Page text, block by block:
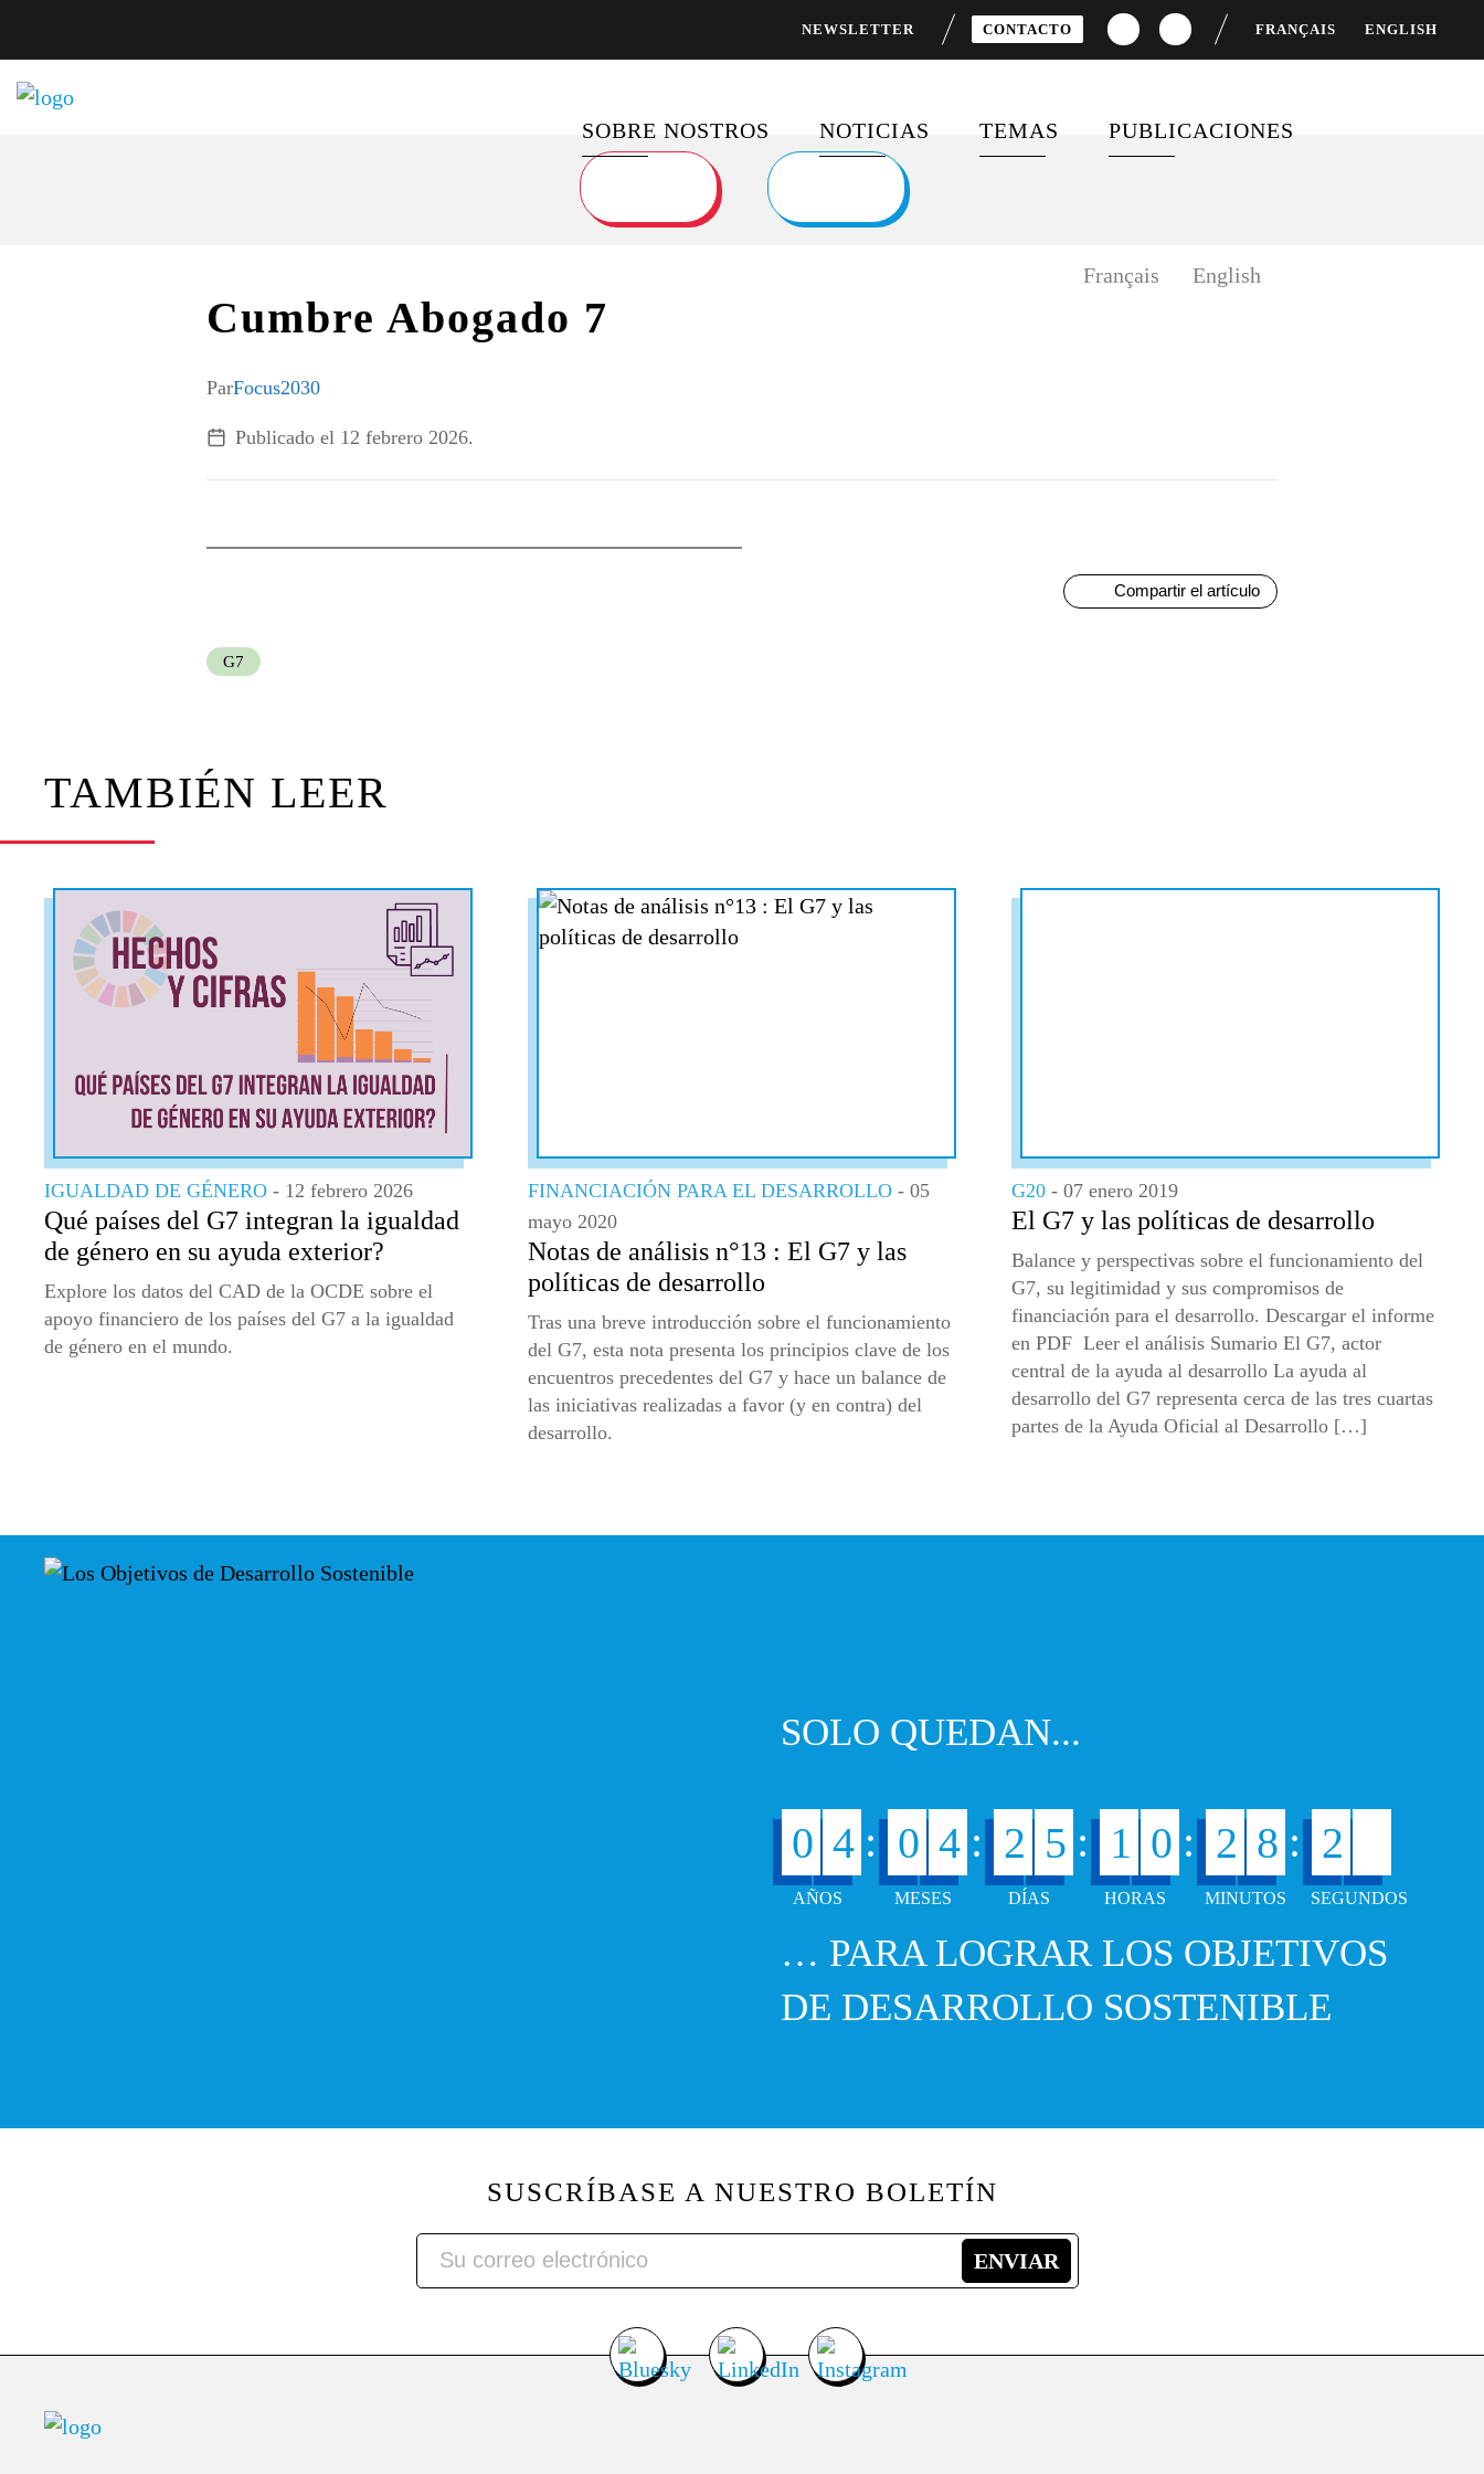
NEWSLETTER CONTACTO FRANÇAIS ENGLISH
SOBRE NOSTROS
SOBRE NOSOTROS
NOTICIAS
ÚLTIMAS PUBLICACIONES
TEMAS
IGUALDAD DE GÉNERO
TODOS LOS TEMAS
PUBLICACIONES
VÍDEOS
Français English
Cumbre Abogado 7
ParFocus2030
Publicado el 12 febrero 2026.
Compartir el artículo
G7
TAMBIÉN LEER
IGUALDAD DE GÉNERO - 12 febrero 2026
Qué países del G7 integran la igualdad
de género en su ayuda exterior?
Explore los datos del CAD de la OCDE sobre el
apoyo financiero de los países del G7 a la igualdad
de género en el mundo.
FINANCIACIÓN PARA EL DESARROLLO - 05
mayo 2020
Notas de análisis n°13 : El G7 y las
políticas de desarrollo
Tras una breve introducción sobre el funcionamiento
del G7, esta nota presenta los principios clave de los
encuentros precedentes del G7 y hace un balance de
las iniciativas realizadas a favor (y en contra) del
desarrollo.
G20 - 07 enero 2019
El G7 y las políticas de desarrollo
Balance y perspectivas sobre el funcionamiento del
G7, su legitimidad y sus compromisos de
financiación para el desarrollo. Descargar el informe
en PDF Leer el análisis Sumario El G7, actor
central de la ayuda al desarrollo La ayuda al
desarrollo del G7 representa cerca de las tres cuartas
partes de la Ayuda Oficial al Desarrollo […]
SOLO QUEDAN...
0 4 : 0 4 : 2 5 : 1 0 : 2 8 : 2 8
… PARA LOGRAR LOS OBJETIVOS
DE DESARROLLO SOSTENIBLE
SUSCRÍBASE A NUESTRO BOLETÍN